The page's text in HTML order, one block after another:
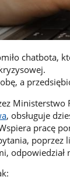
chatbota,
a
Ministerstwo
, obsługuje
pracę
odpowiedział